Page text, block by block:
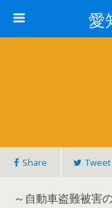
愛
Share Tweet
～自動車盗難被害